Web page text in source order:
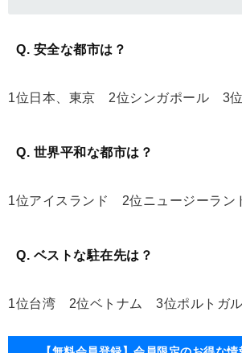
Q. 安全な都市は？
1位日本、東京 2位シンガポール 3位
Q. 世界平和な都市は？
1位アイスランド 2位ニュージーラ
Q. ベストな駐在先は？
1位台湾 2位ベトナム 3位ポルトガル